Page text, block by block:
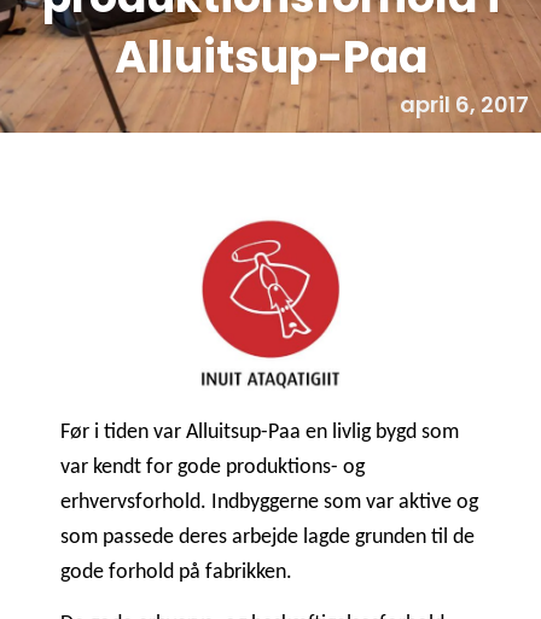
Alluitsup-Paa
april 6, 2017
Før i tiden var Alluitsup-Paa en livlig bygd som
var kendt for gode produktions- og
erhvervsforhold. Indbyggerne som var aktive og
som passede deres arbejde lagde grunden til de
gode forhold på fabrikken.